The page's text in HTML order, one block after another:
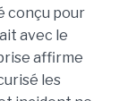
conçu pour
avec le
affirme
les